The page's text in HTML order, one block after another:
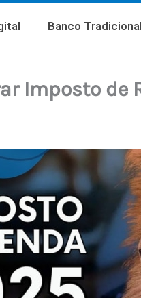
Banco Tradicional
Imposto de